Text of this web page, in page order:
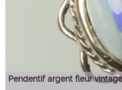
Pendentif argent fleur